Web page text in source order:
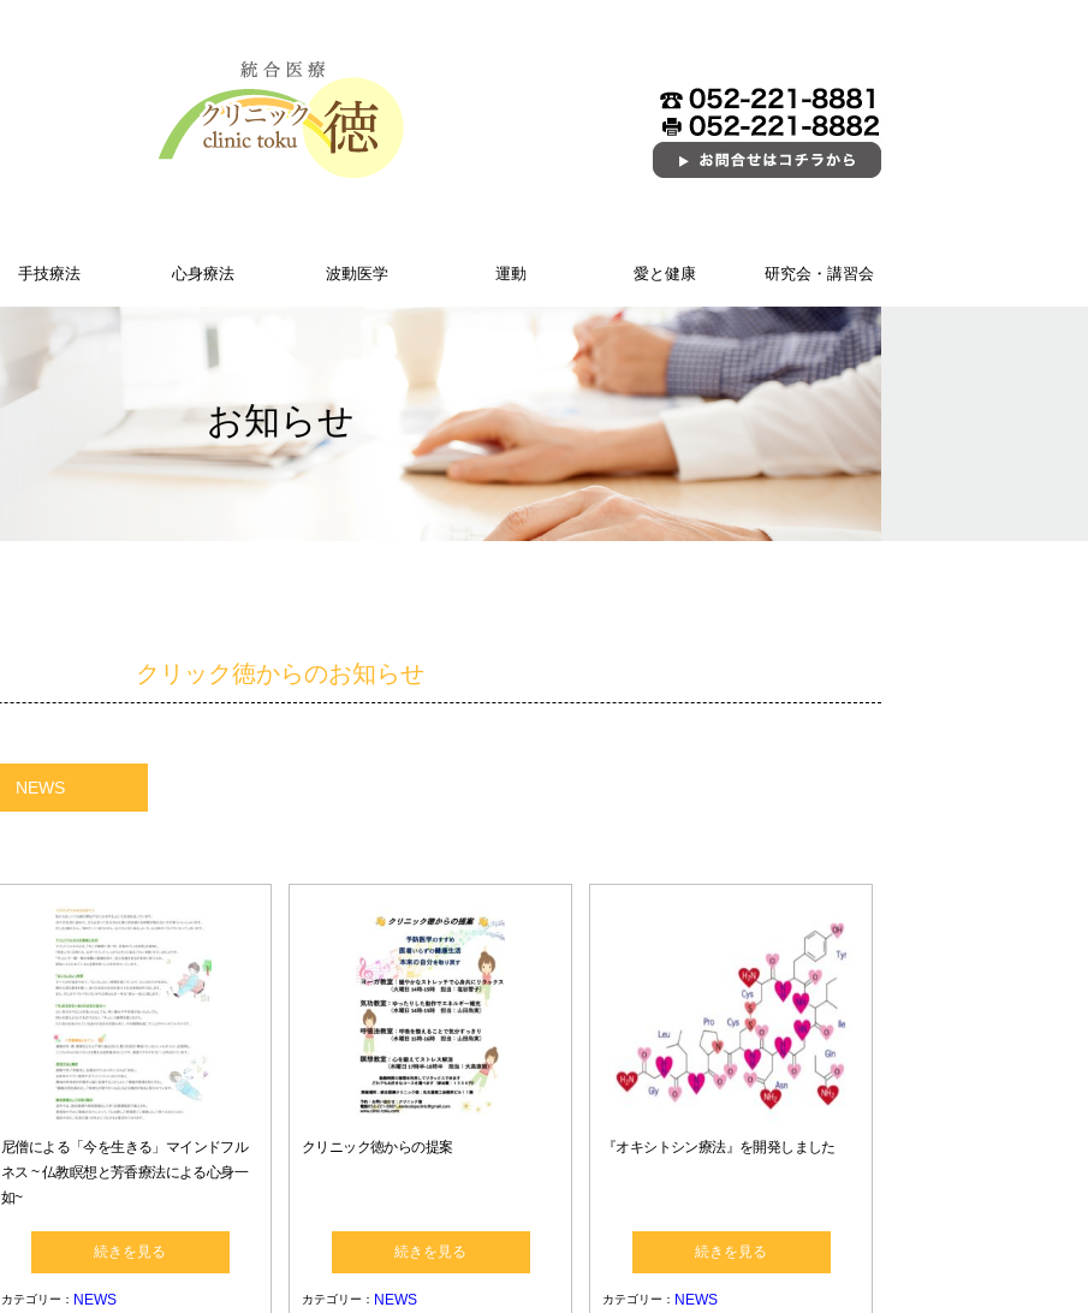
手技療法 心身療法 波動医学 運動 愛と健康 研究会・講習会
お知らせ
クリック徳からのお知らせ
NEWS
尼僧による「今を生きる」マインドフル
ネス ~ 仏教瞑想と芳香療法による心身一
如~
続きを見る
カテゴリー： NEWS
クリニック徳からの提案
続きを見る
カテゴリー： NEWS
『オキシトシン療法』を開発しました
続きを見る
カテゴリー： NEWS